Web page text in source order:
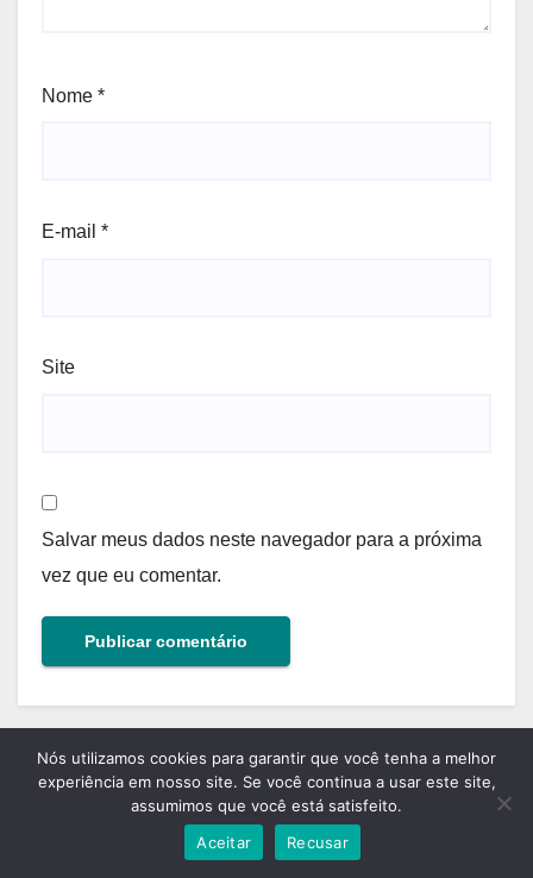
Nome *
E-mail *
Site
Salvar meus dados neste navegador para a próxima
vez que eu comentar.
Nós utilizamos cookies para garantir que você tenha a melhor
experiência em nosso site. Se você continua a usar este site,
assumimos que você está satisfeito.
Aceitar
Recusar